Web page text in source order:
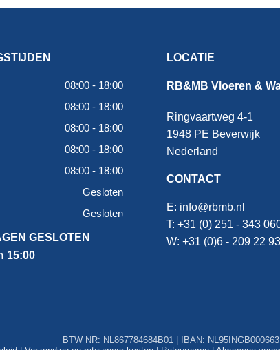
08:00 - 18:00
08:00 - 18:00
08:00 - 18:00
08:00 - 18:00
08:00 - 18:00
Gesloten
Gesloten
GESLOTEN
15:00
LOCATIE
RB&MB Vloeren &
Ringvaartweg 4-1
1948 PE Beverwijk
Nederland
CONTACT
E: info@rbmb.nl
T: +31 (0) 251 - 343
W: +31 (0)6 - 209 22
BTW NR: NL867784684B01 | IBAN: